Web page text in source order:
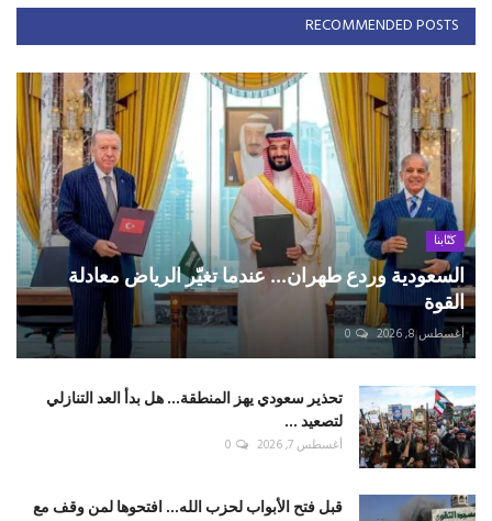
RECOMMENDED POSTS
كتّابنا
السعودية وردع طهران... عندما تغيّر الرياض معادلة
القوة
أغسطس 8, 2026 0
تحذير سعودي يهز المنطقة... هل بدأ العد التنازلي
لتصعيد ...
أغسطس 7, 2026 0
قبل فتح الأبواب لحزب الله... افتحوها لمن وقف مع